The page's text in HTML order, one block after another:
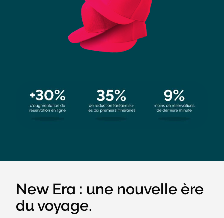
New Era : une nouvelle ère
du voyage.